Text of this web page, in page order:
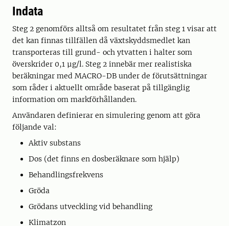
Indata
Steg 2 genomförs alltså om resultatet från steg 1 visar att
det kan finnas tillfällen då växtskyddsmedlet kan
transporteras till grund- och ytvatten i halter som
överskrider 0,1 µg/l. Steg 2 innebär mer realistiska
beräkningar med MACRO-DB under de förutsättningar
som råder i aktuellt område baserat på tillgänglig
information om markförhållanden.
Användaren definierar en simulering genom att göra
följande val:
Aktiv substans
Dos (det finns en dosberäknare som hjälp)
Behandlingsfrekvens
Gröda
Grödans utveckling vid behandling
Klimatzon